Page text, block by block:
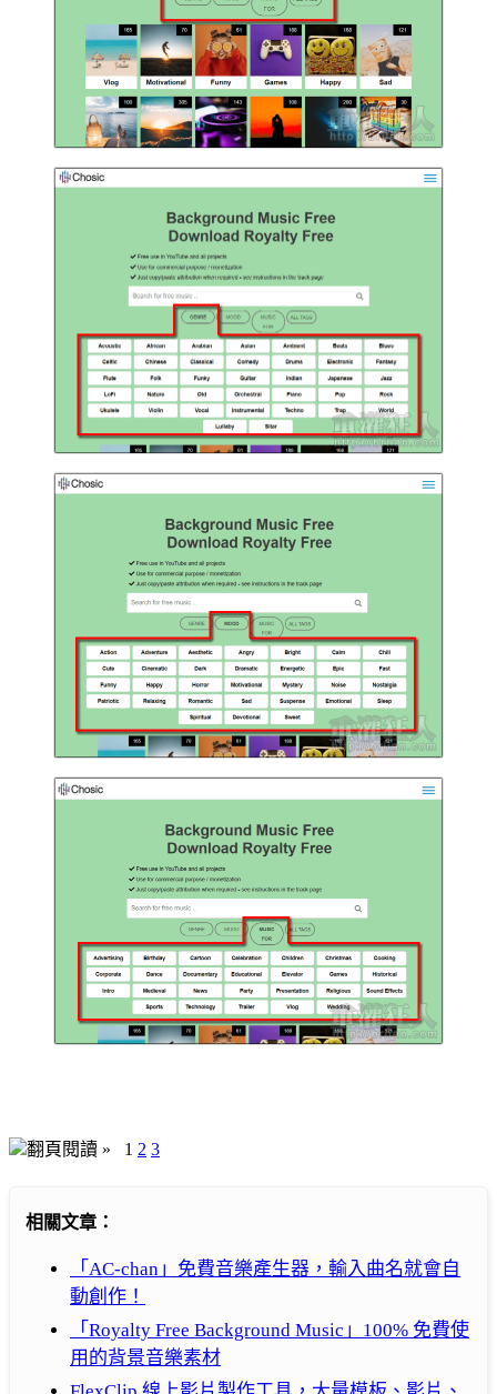
翻頁閱讀 » 1 2 3
相關文章：
「AC-chan」免費音樂產生器，輸入曲名就會自
動創作！
「Royalty Free Background Music」100% 免費使
用的背景音樂素材